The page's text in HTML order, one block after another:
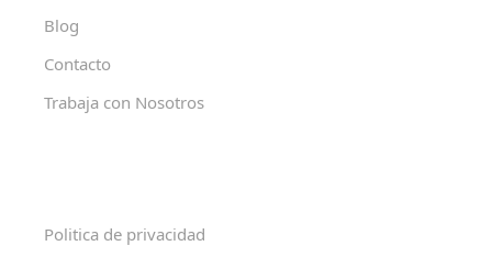
Blog
Contacto
Trabaja con Nosotros
Politica de privacidad